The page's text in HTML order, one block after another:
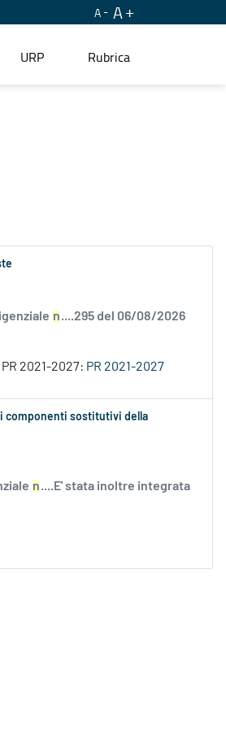
A A
URP Rubrica
n....295 del 06/08/2026
PR 2021-2027: PR 2021-2027
componenti sostitutivi della
n....E' stata inoltre integrata